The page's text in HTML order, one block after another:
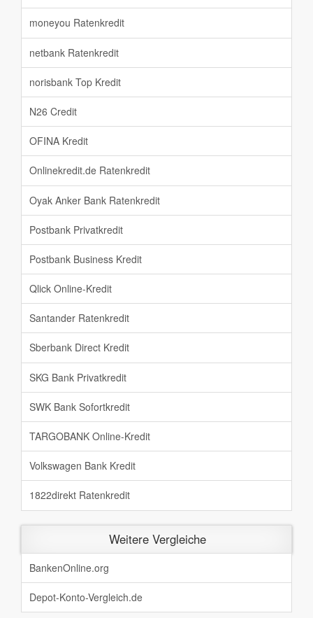
moneyou Ratenkredit
netbank Ratenkredit
norisbank Top Kredit
N26 Credit
OFINA Kredit
Onlinekredit.de Ratenkredit
Oyak Anker Bank Ratenkredit
Postbank Privatkredit
Postbank Business Kredit
Qlick Online-Kredit
Santander Ratenkredit
Sberbank Direct Kredit
SKG Bank Privatkredit
SWK Bank Sofortkredit
TARGOBANK Online-Kredit
Volkswagen Bank Kredit
1822direkt Ratenkredit
Weitere Vergleiche
BankenOnline.org
Depot-Konto-Vergleich.de